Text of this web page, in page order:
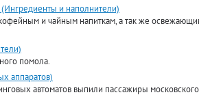
и наполнители)
и чайным напиткам, а так же
помола.
аппаратов)
автоматов выпили пассажиры московского